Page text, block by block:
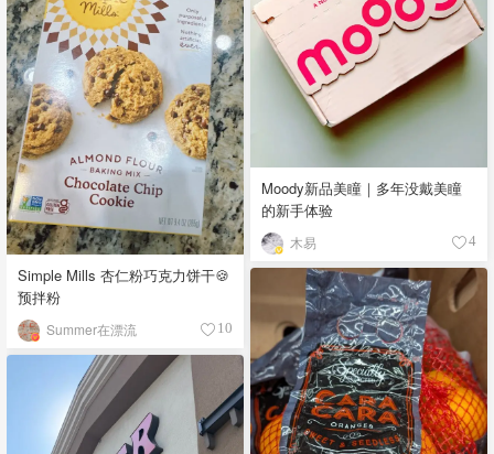
Moody新品美瞳｜多年没戴美瞳
的新手体验
木易 4
Simple Mills 杏仁粉巧克力饼干🍪
预拌粉
Summer在漂流 10